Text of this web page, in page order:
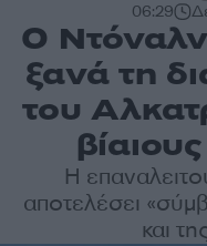
06:29
Ο
ξανά τη
του
Η
αποτελέσει
και